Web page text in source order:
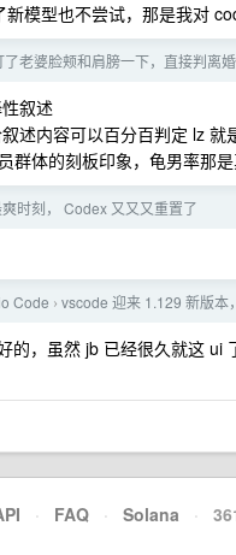
模型也不尝试，那是我对
老婆脸颊和肩膀一下，直接判离
叙述
述内容可以百分百判定 lz 就
群体的刻板印象，龟男率那
时刻， Codex 又又又重置了
Code › vscode 迎来 1.129 新版本
的，虽然 jb 已经很久就这 ui
· FAQ · Solana ·